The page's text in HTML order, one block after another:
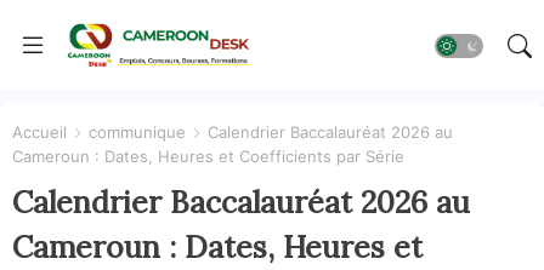
Accueil communique
Calendrier Baccalauréat 2026 au
Cameroun : Dates, Heures et Coefficients par Série
Calendrier Baccalauréat 2026 au
Cameroun : Dates, Heures et